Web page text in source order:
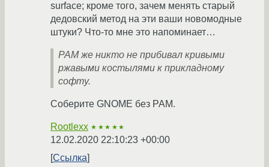
surface; кроме того, зачем менять старый
дедовский метод на эти ваши новомодные
штуки? Что-то мне это напоминает…
PAM же никто не прибивал кривыми
ржавыми костылями к прикладному
софту.
Соберите GNOME без PAM.
Rootlexx ★★★★★
12.02.2020 22:10:23 +00:00
Ссылка